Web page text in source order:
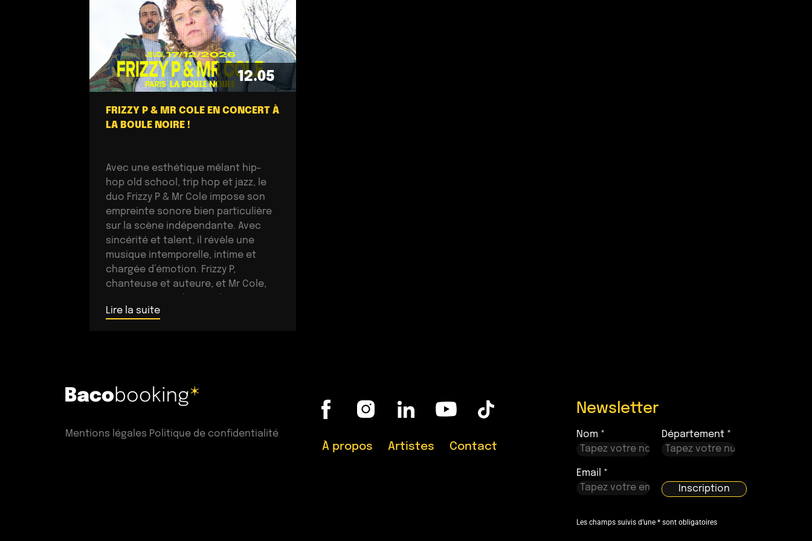
12.05
FRIZZY P & MR COLE EN CONCERT À
LA BOULE NOIRE !
Avec une esthétique mêlant hip-
hop old school, trip hop et jazz, le
duo Frizzy P & Mr Cole impose son
empreinte sonore bien particulière
sur la scène indépendante. Avec
sincérité et talent, il révèle une
musique intemporelle, intime et
chargée d’émotion. Frizzy P,
chanteuse et auteure, et Mr Cole,
rencontrent en […]
Lire la suite
Mentions légales Politique de confidentialité
À propos Artistes Contact
Newsletter
Nom * Département *
Email *
Les champs suivis d’une * sont obligatoires